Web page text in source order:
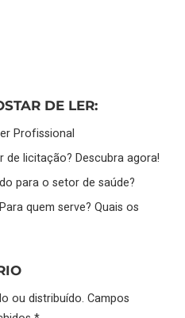
DE LER:
Profissional
de licitação? Descubra agora!
para o setor de saúde?
quem serve? Quais os
ou distribuído. Campos